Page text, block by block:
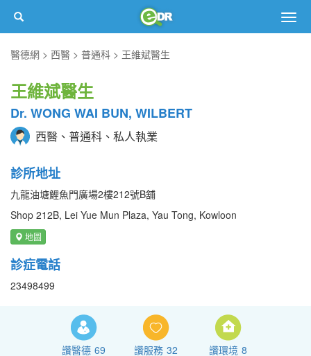
醫德網
西醫 普通科 王維斌醫生
王維斌醫生
Dr. WONG WAI BUN, WILBERT
西醫、普通科、私人執業
診所地址
九龍油塘鯉魚門廣場2樓212號B舖
Shop 212B, Lei Yue Mun Plaza, Yau Tong, Kowloon
地圖
診症電話
23498499
讚醫德 69 讚服務 32 讚環境 8